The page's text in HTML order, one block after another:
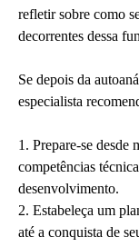
refletir sobre como
decorrentes dessa
Se depois da
especialista
1. Prepare-se desde
competências
desenvolvimento.
2. Estabeleça um
até a conquista de